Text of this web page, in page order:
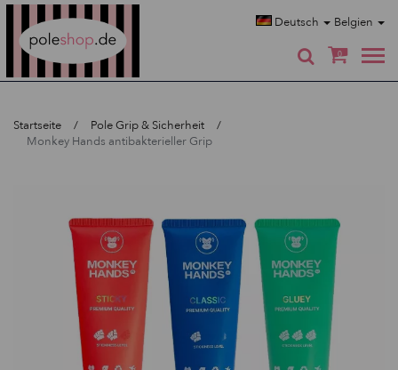
Deutsch Belgien
0
Startseite
Pole Grip & Sicherheit
Monkey Hands antibakterieller Grip